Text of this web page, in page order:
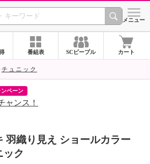
SHOP CHANNEL シメニュー
番組表 SCピープル カート
チュニック
ペーン
ャンス！
羽織り見え ショールカラー
ック